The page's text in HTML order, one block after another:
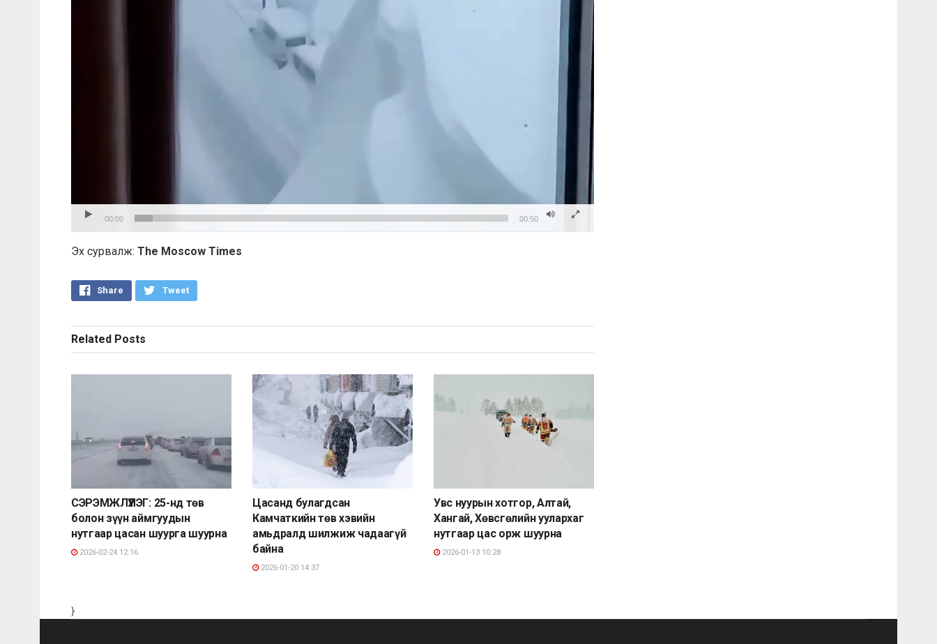
00:00 00:50
Эх сурвалж: The Moscow Times
Share Tweet
Related Posts
СЭРЭМЖЛҮҮЛЭГ: 25-нд төв
болон зүүн аймгуудын
нутгаар цасан шуурга шуурна
2026-02-24 12:16
Цасанд булагдсан
Камчаткийн төв хэвийн
амьдралд шилжиж чадаагүй
байна
2026-01-20 14:37
Увс нуурын хотгор, Алтай,
Хангай, Хөвсгөлийн уулархаг
нутгаар цас орж шуурна
2026-01-13 10:28
}